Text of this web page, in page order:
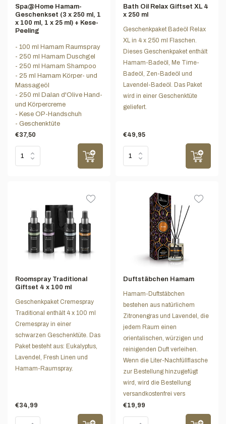
Spa@Home Hamam-
Geschenkset (3 x 250 ml, 1
x 100 ml, 1 x 25 ml) + Kese-
Peeling
- 100 ml Hamam Raumspray
- 250 ml Hamam Duschgel
- 250 ml Hamam Shampoo
- 25 ml Hamam Körper- und
Massageöl
- 250 ml Dalan d'Olive Hand-
und Körpercreme
- Kese OP-Handschuh
- Geschenktüte
€37,50
Bath Oil Relax Giftset XL 4
x 250 ml
Geschenkpaket Badeöl Relax
XL in 4 x 250 ml Flaschen.
Dieses Geschenkpaket enthält
Hamam-Badeöl, Me Time-
Badeöl, Zen-Badeöl und
Lavendel-Badeöl. Das Paket
wird in einer Geschenktüte
geliefert.
€49,95
Roomspray Traditional
Giftset 4 x 100 ml
Geschenkpaket Cremespray
Traditional enthält 4 x 100 ml
Cremespray in einer
schwarzen Geschenktüte. Das
Paket besteht aus: Eukalyptus,
Lavendel, Fresh Linen und
Hamam-Raumspray.
€34,99
Duftstäbchen Hamam
Hamam-Duftstäbchen
bestehen aus natürlichem
Zitronengras und Lavendel, die
jedem Raum einen
orientalischen, würzigen und
reinigenden Duft verleihen.
Wenn die Liter-Nachfüllflasche
zur Bestellung hinzugefügt
wird, wird die Bestellung
versandkostenfrei vers
€19,99